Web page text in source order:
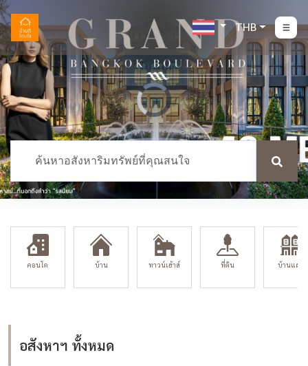
THB
Video
Player
is
loading.
คอนโด บ้าน ทาวน์เฮ้าส์ ที่ดิน บ้านแฝด
อสังหาฯ ทั้งหมด